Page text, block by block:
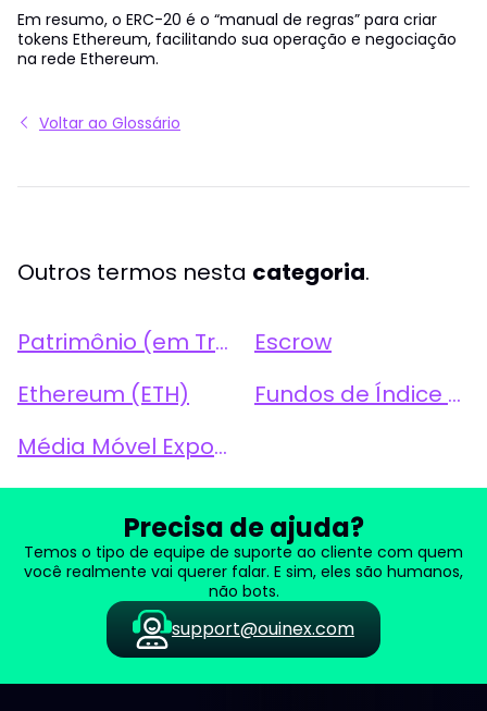
Em resumo, o ERC-20 é o “manual de regras” para criar
tokens Ethereum, facilitando sua operação e negociação
na rede Ethereum.
Voltar ao Glossário
Outros termos nesta categoria.
Patrimônio (em Trading)
Escrow
Ethereum (ETH)
Fundos de Índice Negociados em Bolsa (ETFs)
Média Móvel Exponencial (Exponential Moving Average - EMA)
Precisa de ajuda?
Temos o tipo de equipe de suporte ao cliente com quem
você realmente vai querer falar. E sim, eles são humanos,
não bots.
support@ouinex.com